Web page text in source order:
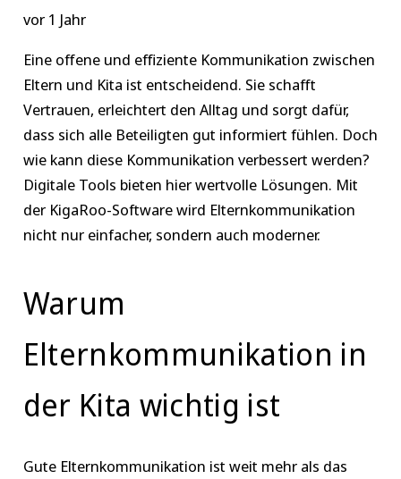
vor 1 Jahr
Eine offene und effiziente Kommunikation zwischen
Eltern und Kita ist entscheidend. Sie schafft
Vertrauen, erleichtert den Alltag und sorgt dafür,
dass sich alle Beteiligten gut informiert fühlen. Doch
wie kann diese Kommunikation verbessert werden?
Digitale Tools bieten hier wertvolle Lösungen. Mit
der KigaRoo-Software wird Elternkommunikation
nicht nur einfacher, sondern auch moderner.
Warum
Elternkommunikation in
der Kita wichtig ist
Gute Elternkommunikation ist weit mehr als das